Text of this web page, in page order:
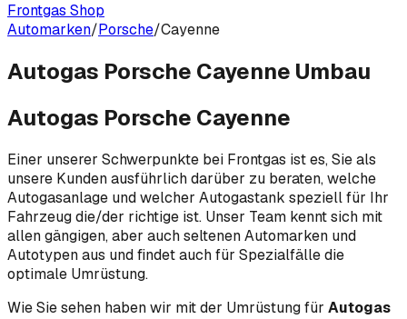
Frontgas Shop
Automarken/Porsche/Cayenne
Autogas Porsche Cayenne Umbau
Autogas Porsche Cayenne
Einer unserer Schwerpunkte bei Frontgas ist es, Sie als
unsere Kunden ausführlich darüber zu beraten, welche
Autogasanlage und welcher Autogastank speziell für Ihr
Fahrzeug die/der richtige ist. Unser Team kennt sich mit
allen gängigen, aber auch seltenen Automarken und
Autotypen aus und findet auch für Spezialfälle die
optimale Umrüstung.
Wie Sie sehen haben wir mit der Umrüstung für Autogas